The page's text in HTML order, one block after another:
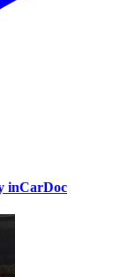
inCarDoc